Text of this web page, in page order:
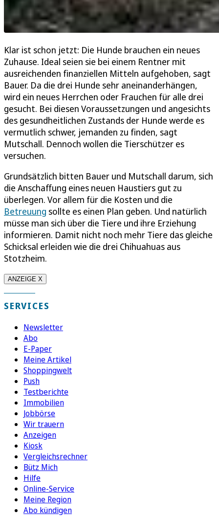
Klar ist schon jetzt: Die Hunde brauchen ein neues
Zuhause. Ideal seien sie bei einem Rentner mit
ausreichenden finanziellen Mitteln aufgehoben, sagt
Bauer. Da die drei Hunde sehr aneinanderhängen,
wird ein neues Herrchen oder Frauchen für alle drei
gesucht. Bei diesen Voraussetzungen und angesichts
des gesundheitlichen Zustands der Hunde werde es
vermutlich schwer, jemanden zu finden, sagt
Mutschall. Dennoch wollen die Tierschützer es
versuchen.
Grundsätzlich bitten Bauer und Mutschall darum, sich
die Anschaffung eines neuen Haustiers gut zu
überlegen. Vor allem für die Kosten und die
Betreuung sollte es einen Plan geben. Und natürlich
müsse man sich über die Tiere und ihre Erziehung
informieren. Damit nicht noch mehr Tiere das gleiche
Schicksal erleiden wie die drei Chihuahuas aus
Stotzheim.
ANZEIGE X
SERVICES
Newsletter
Abo
E-Paper
Meine Artikel
Shoppingwelt
Push
Testberichte
Immobilien
Jobbörse
Wir trauern
Anzeigen
Kiosk
Vergleichsrechner
Bütz Mich
Hilfe
Online-Service
Meine Region
Abo kündigen